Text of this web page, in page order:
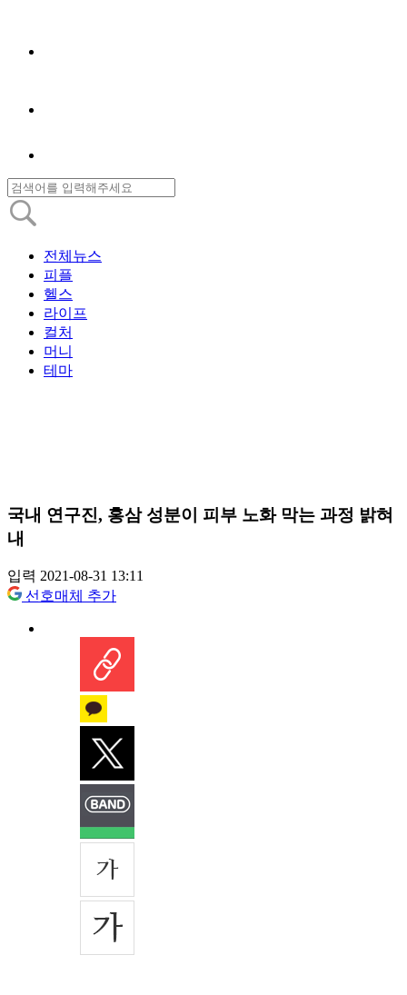
전체뉴스
피플
헬스
라이프
컬처
머니
테마
국내 연구진, 홍삼 성분이 피부 노화 막는 과정 밝혀
내
입력 2021-08-31 13:11
선호매체 추가